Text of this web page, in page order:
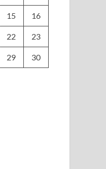
15 16
22 23
29 30